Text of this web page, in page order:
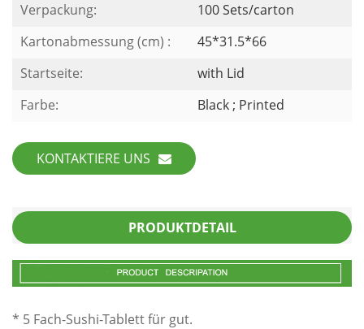
Verpackung:
100 Sets/carton
Kartonabmessung (cm) :
45*31.5*66
Startseite:
with Lid
Farbe:
Black ; Printed
KONTAKTIERE UNS
PRODUKTDETAIL
* 5 Fach-Sushi-Tablett für gut.